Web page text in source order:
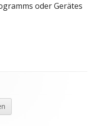
oder Gerätes